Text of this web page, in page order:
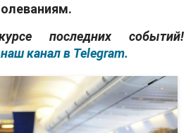
последних событий!
наш канал в Telegram.